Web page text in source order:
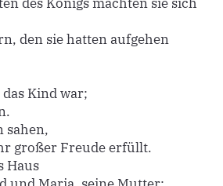
den sie hatten aufgehen
Kind war;
sahen,
großer Freude erfüllt.
Haus